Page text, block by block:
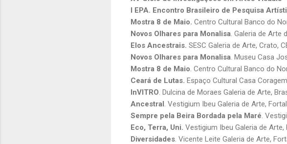
I EPA. Encontro Brasileiro de Pesquisa
Mostra 8 de Maio. Centro Cultural Banco do
Novos Olhares para Monalisa . Galeria de Arte
Elos Ancestrais. SESC Galeria de Arte, Crato,
Novos Olhares para Monalisa . Museu Casa
Mostra 8 de Maio . Centro Cultural Banco do
Ceará de Lutas. Espaço Cultural Casa
InVITRO . Dulcina de Moraes Galeria de Arte,
Ancestral . Vestigium Ibeu Galeria de Arte,
Sempre pela Beira Bordada pela Maré .
Eco, Terra, Uni. Vestigium Ibeu Galeria de Arte,
Diversidades . Vicente Leite Galeria de Arte,